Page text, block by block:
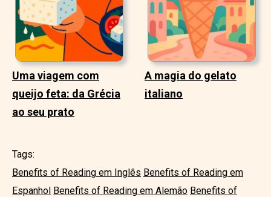
Uma viagem com
queijo feta: da Grécia
ao seu prato
A magia do gelato
italiano
Tags:
Benefits of Reading em Inglês Benefits of Reading em
Espanhol Benefits of Reading em Alemão Benefits of